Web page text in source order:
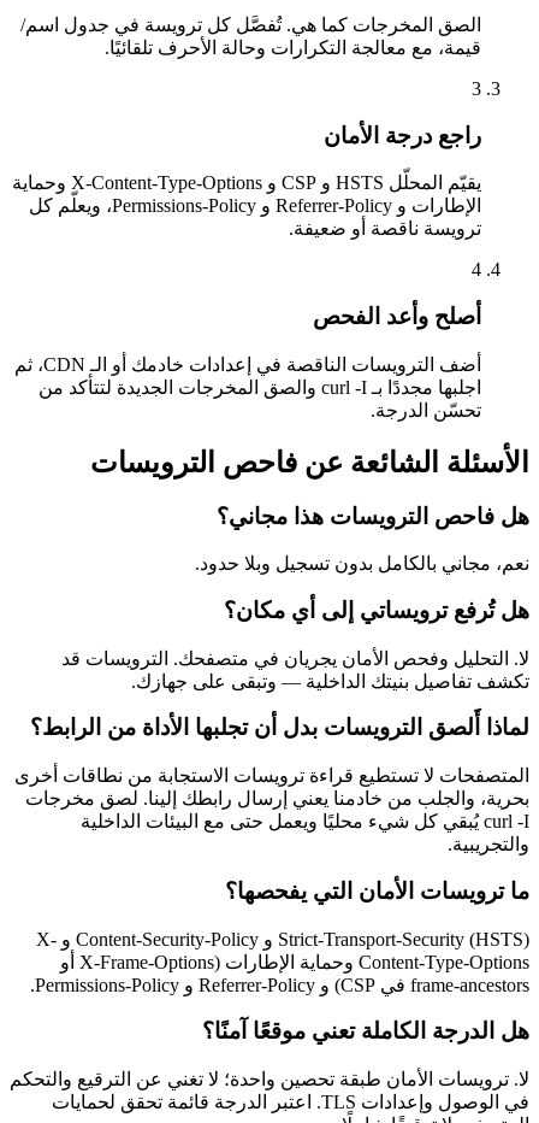
الصق المخرجات كما هي. تُفصَّل كل ترويسة في جدول اسم/
قيمة، مع معالجة التكرارات وحالة الأحرف تلقائيًا.
3
راجع درجة الأمان
يقيّم المحلّل HSTS و CSP و X-Content-Type-Options وحماية
الإطارات و Referrer-Policy و Permissions-Policy، ويعلّم كل
ترويسة ناقصة أو ضعيفة.
4
أصلح وأعد الفحص
أضف الترويسات الناقصة في إعدادات خادمك أو الـ CDN، ثم
اجلبها مجددًا بـ curl -I والصق المخرجات الجديدة لتتأكد من
تحسّن الدرجة.
الأسئلة الشائعة عن فاحص الترويسات
هل فاحص الترويسات هذا مجاني؟
نعم، مجاني بالكامل بدون تسجيل وبلا حدود.
هل تُرفع ترويساتي إلى أي مكان؟
لا. التحليل وفحص الأمان يجريان في متصفحك. الترويسات قد
تكشف تفاصيل بنيتك الداخلية — وتبقى على جهازك.
لماذا أَلصق الترويسات بدل أن تجلبها الأداة من الرابط؟
المتصفحات لا تستطيع قراءة ترويسات الاستجابة من نطاقات أخرى
بحرية، والجلب من خادمنا يعني إرسال رابطك إلينا. لصق مخرجات
curl -I يُبقي كل شيء محليًا ويعمل حتى مع البيئات الداخلية
والتجريبية.
ما ترويسات الأمان التي يفحصها؟
Strict-Transport-Security (HSTS) و Content-Security-Policy و X-
Content-Type-Options وحماية الإطارات (X-Frame-Options أو
frame-ancestors في CSP) و Referrer-Policy و Permissions-Policy.
هل الدرجة الكاملة تعني موقعًا آمنًا؟
لا. ترويسات الأمان طبقة تحصين واحدة؛ لا تغني عن الترقيع والتحكم
في الوصول وإعدادات TLS. اعتبر الدرجة قائمة تحقق لحمايات